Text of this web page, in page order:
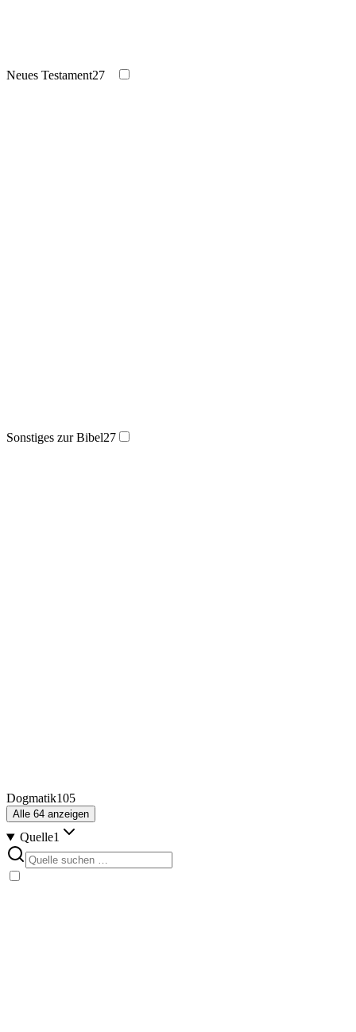
Neues Testament27
Sonstiges zur Bibel27
Dogmatik105
Alle 64 anzeigen
Quelle1